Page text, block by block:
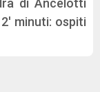
di Ancelotti
minuti: ospiti